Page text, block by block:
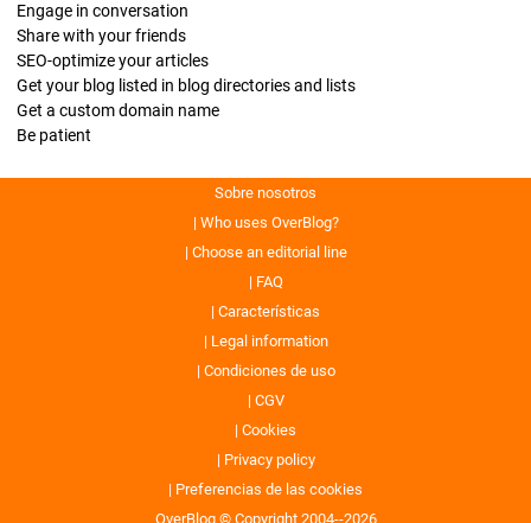
Engage in conversation
Share with your friends
SEO-optimize your articles
Get your blog listed in blog directories and lists
Get a custom domain name
Be patient
Sobre nosotros
Who uses OverBlog?
Choose an editorial line
FAQ
Características
Legal information
Condiciones de uso
CGV
Cookies
Privacy policy
Preferencias de las cookies
OverBlog © Copyright 2004--2026